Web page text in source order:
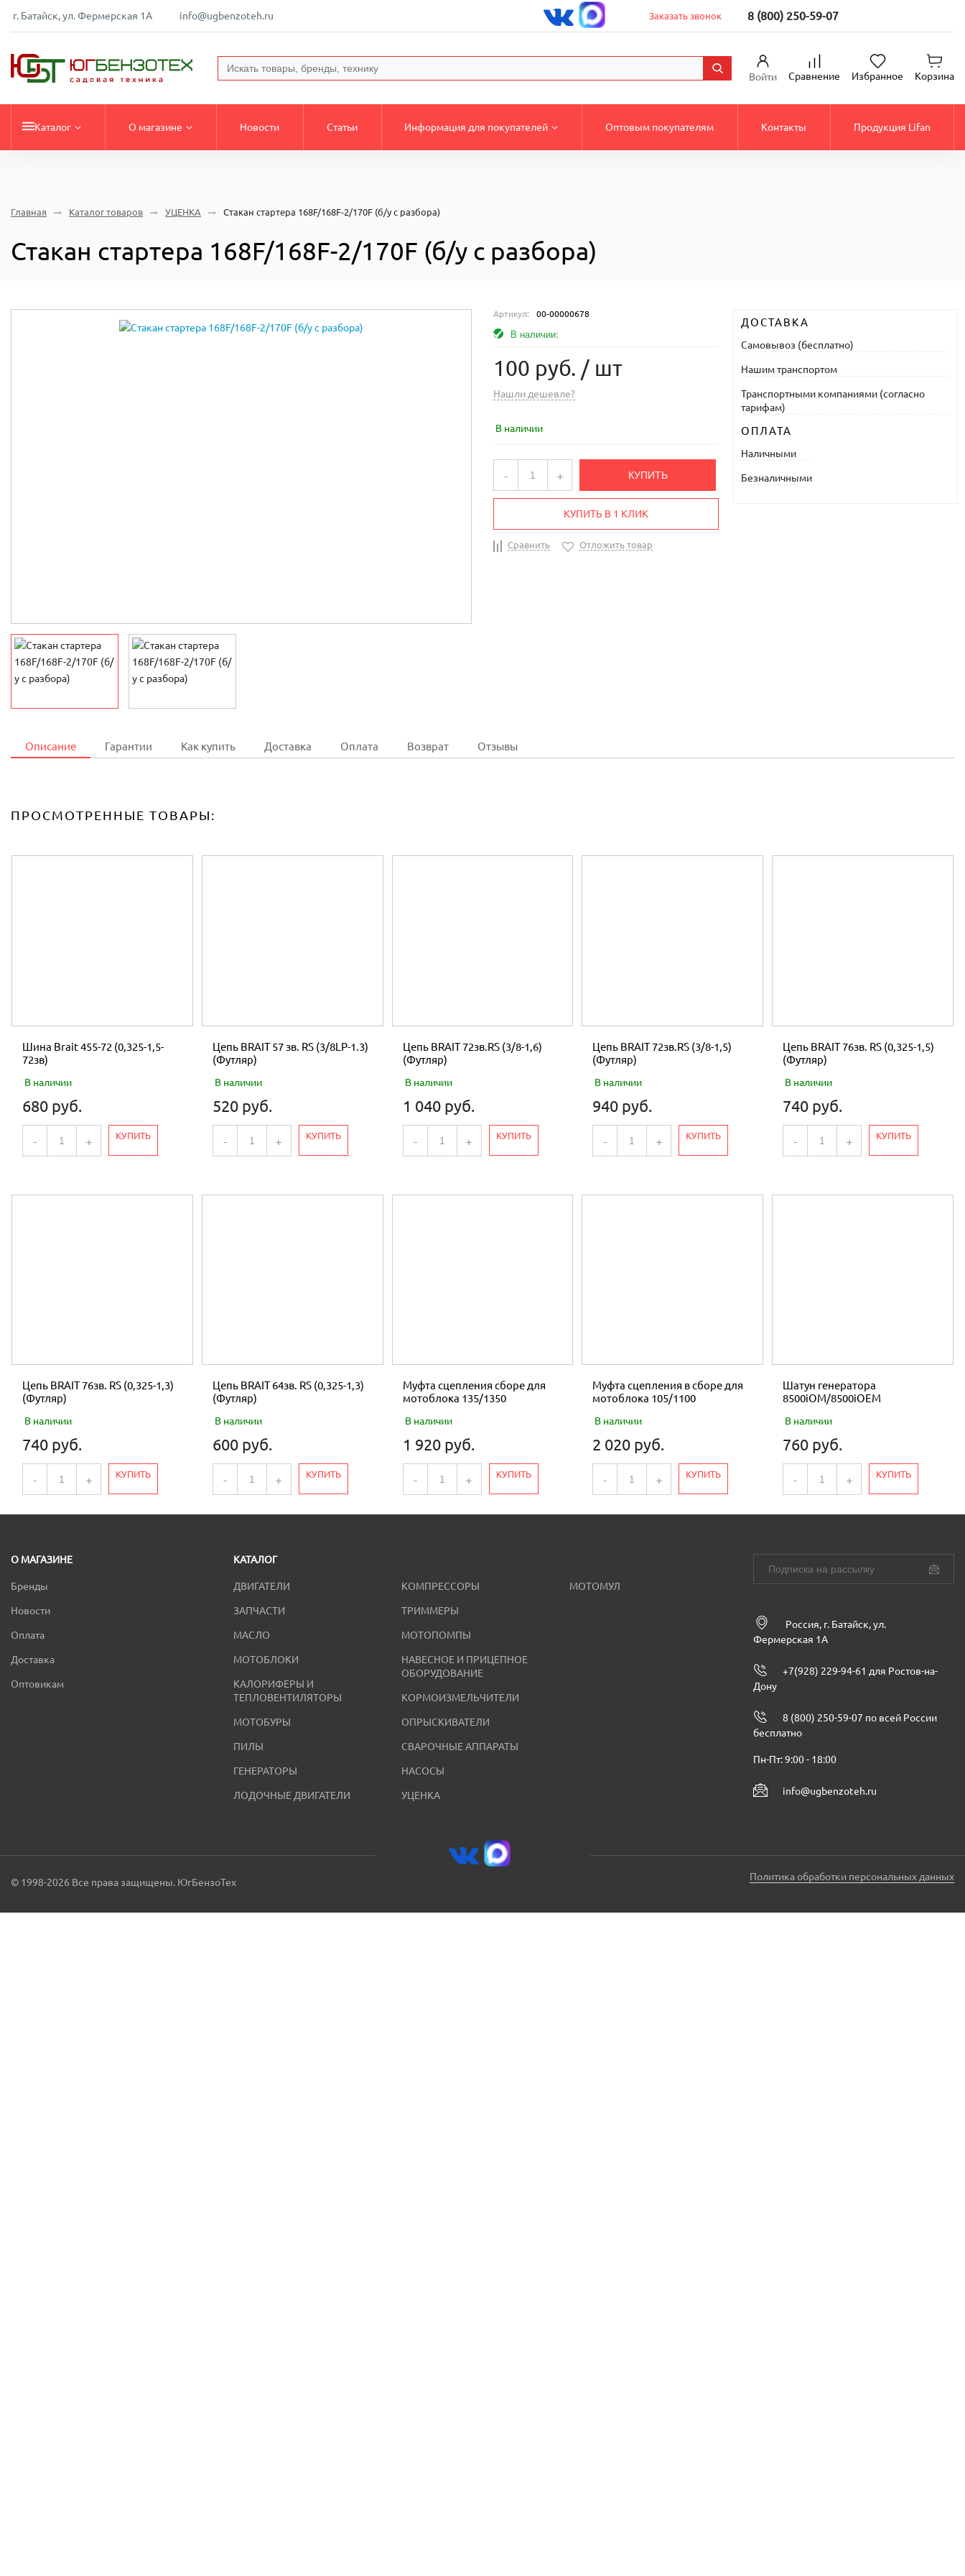
г. Батайск, ул. Фермерская 1А info@ugbenzoteh.ru Заказать звонок 8 (800) 250-59-07
Войти Сравнение Избранное Корзина
Каталог О магазине Новости Статьи Информация для покупателей Оптовым покупателям Контакты Продукция Lifan
Главная Каталог товаров УЦЕНКА Стакан стартера 168F/168F-2/170F (б/у с разбора)
Стакан стартера 168F/168F-2/170F (б/у с разбора)
Артикул: 00-00000678
В наличии:
100 руб. / шт
Нашли дешевле?
В наличии
- + КУПИТЬ
КУПИТЬ В 1 КЛИК
Сравнить Отложить товар
ДОСТАВКА
Самовывоз (бесплатно)
Нашим транспортом
Транспортными компаниями (согласно
тарифам)
ОПЛАТА
Наличными
Безналичными
Описание Гарантии Как купить Доставка Оплата Возврат Отзывы
ПРОСМОТРЕННЫЕ ТОВАРЫ:
Шина Brait 455-72 (0,325-1,5-
72зв)
В наличии
680 руб.
- + КУПИТЬ
Цепь BRAIT 57 зв. RS (3/8LP-1.3)
(Футляр)
В наличии
520 руб.
- + КУПИТЬ
Цепь BRAIT 72зв.RS (3/8-1,6)
(Футляр)
В наличии
1 040 руб.
- + КУПИТЬ
Цепь BRAIT 72зв.RS (3/8-1,5)
(Футляр)
В наличии
940 руб.
- + КУПИТЬ
Цепь BRAIT 76зв. RS (0,325-1,5)
(Футляр)
В наличии
740 руб.
- + КУПИТЬ
Цепь BRAIT 76зв. RS (0,325-1,3)
(Футляр)
В наличии
740 руб.
- + КУПИТЬ
Цепь BRAIT 64зв. RS (0,325-1,3)
(Футляр)
В наличии
600 руб.
- + КУПИТЬ
Муфта сцепления сборе для
мотоблока 135/1350
В наличии
1 920 руб.
- + КУПИТЬ
Муфта сцепления в сборе для
мотоблока 105/1100
В наличии
2 020 руб.
- + КУПИТЬ
Шатун генератора
8500iOM/8500iOEM
В наличии
760 руб.
- + КУПИТЬ
О МАГАЗИНЕ
Бренды
Новости
Оплата
Доставка
Оптовикам
КАТАЛОГ
ДВИГАТЕЛИ
ЗАПЧАСТИ
МАСЛО
МОТОБЛОКИ
КАЛОРИФЕРЫ И
ТЕПЛОВЕНТИЛЯТОРЫ
МОТОБУРЫ
ПИЛЫ
ГЕНЕРАТОРЫ
ЛОДОЧНЫЕ ДВИГАТЕЛИ
КОМПРЕССОРЫ
ТРИММЕРЫ
МОТОПОМПЫ
НАВЕСНОЕ И ПРИЦЕПНОЕ
ОБОРУДОВАНИЕ
КОРМОИЗМЕЛЬЧИТЕЛИ
ОПРЫСКИВАТЕЛИ
СВАРОЧНЫЕ АППАРАТЫ
НАСОСЫ
УЦЕНКА
МОТОМУЛ
Россия, г. Батайск, ул.
Фермерская 1А
+7(928) 229-94-61 для Ростов-на-
Дону
8 (800) 250-59-07 по всей России
бесплатно
Пн-Пт: 9:00 - 18:00
info@ugbenzoteh.ru
© 1998-2026 Все права защищены. ЮгБензоТех Политика обработки персональных данных